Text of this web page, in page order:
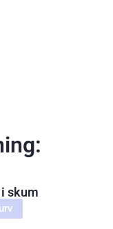
skum